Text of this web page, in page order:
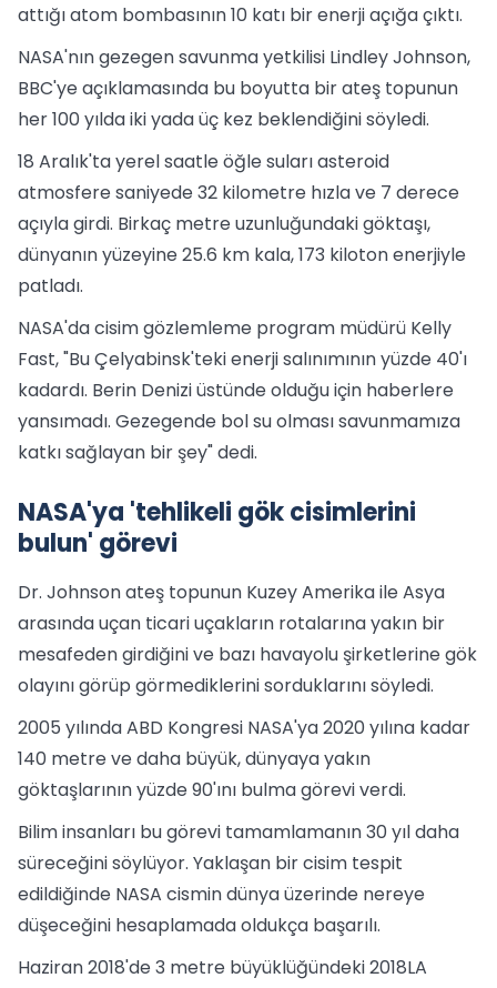
attığı atom bombasının 10 katı bir enerji açığa çıktı.
NASA'nın gezegen savunma yetkilisi Lindley Johnson,
BBC'ye açıklamasında bu boyutta bir ateş topunun
her 100 yılda iki yada üç kez beklendiğini söyledi.
18 Aralık'ta yerel saatle öğle suları asteroid
atmosfere saniyede 32 kilometre hızla ve 7 derece
açıyla girdi. Birkaç metre uzunluğundaki göktaşı,
dünyanın yüzeyine 25.6 km kala, 173 kiloton enerjiyle
patladı.
NASA'da cisim gözlemleme program müdürü Kelly
Fast, "Bu Çelyabinsk'teki enerji salınımının yüzde 40'ı
kadardı. Berin Denizi üstünde olduğu için haberlere
yansımadı. Gezegende bol su olması savunmamıza
katkı sağlayan bir şey" dedi.
NASA'ya 'tehlikeli gök cisimlerini
bulun' görevi
Dr. Johnson ateş topunun Kuzey Amerika ile Asya
arasında uçan ticari uçakların rotalarına yakın bir
mesafeden girdiğini ve bazı havayolu şirketlerine gök
olayını görüp görmediklerini sorduklarını söyledi.
2005 yılında ABD Kongresi NASA'ya 2020 yılına kadar
140 metre ve daha büyük, dünyaya yakın
göktaşlarının yüzde 90'ını bulma görevi verdi.
Bilim insanları bu görevi tamamlamanın 30 yıl daha
süreceğini söylüyor. Yaklaşan bir cisim tespit
edildiğinde NASA cismin dünya üzerinde nereye
düşeceğini hesaplamada oldukça başarılı.
Haziran 2018'de 3 metre büyüklüğündeki 2018LA